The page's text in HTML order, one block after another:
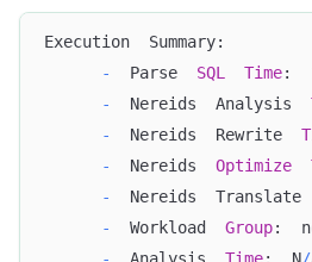
Execution  Summary:
-
  Parse
SQL Time:
-
  Nereids  Analysis
-
  Nereids  Rewrite
-
  Nereids
Optimize
-
  Nereids  Translate
-
  Workload
Group: